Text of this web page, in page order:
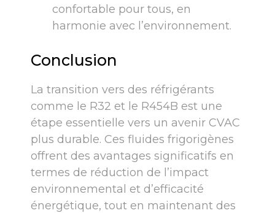
confortable pour tous, en
harmonie avec l’environnement.
Conclusion
La transition vers des réfrigérants
comme le R32 et le R454B est une
étape essentielle vers un avenir CVAC
plus durable. Ces fluides frigorigènes
offrent des avantages significatifs en
termes de réduction de l’impact
environnemental et d’efficacité
énergétique, tout en maintenant des